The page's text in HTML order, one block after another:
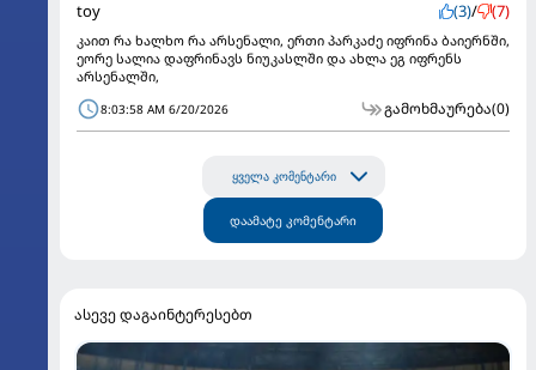
toy (3)/ (7)
კაით რა ხალხო რა არსენალი, ერთი პარკაძე იფრინა ბაიერნში,
ეორე სალია დაფრინავს ნიუკასლში და ახლა ეგ იფრენს
არსენალში,
8:03:58 AM 6/20/2026 გამოხმაურება(0)
ყველა კომენტარი
დაამატე კომენტარი
ასევე დაგაინტერესებთ